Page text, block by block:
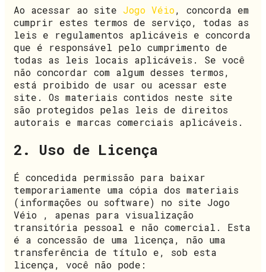
Ao acessar ao site Jogo Véio, concorda em
cumprir estes termos de serviço, todas as
leis e regulamentos aplicáveis ​​e concorda
que é responsável pelo cumprimento de
todas as leis locais aplicáveis. Se você
não concordar com algum desses termos,
está proibido de usar ou acessar este
site. Os materiais contidos neste site
são protegidos pelas leis de direitos
autorais e marcas comerciais aplicáveis.
2. Uso de Licença
É concedida permissão para baixar
temporariamente uma cópia dos materiais
(informações ou software) no site Jogo
Véio , apenas para visualização
transitória pessoal e não comercial. Esta
é a concessão de uma licença, não uma
transferência de título e, sob esta
licença, você não pode: